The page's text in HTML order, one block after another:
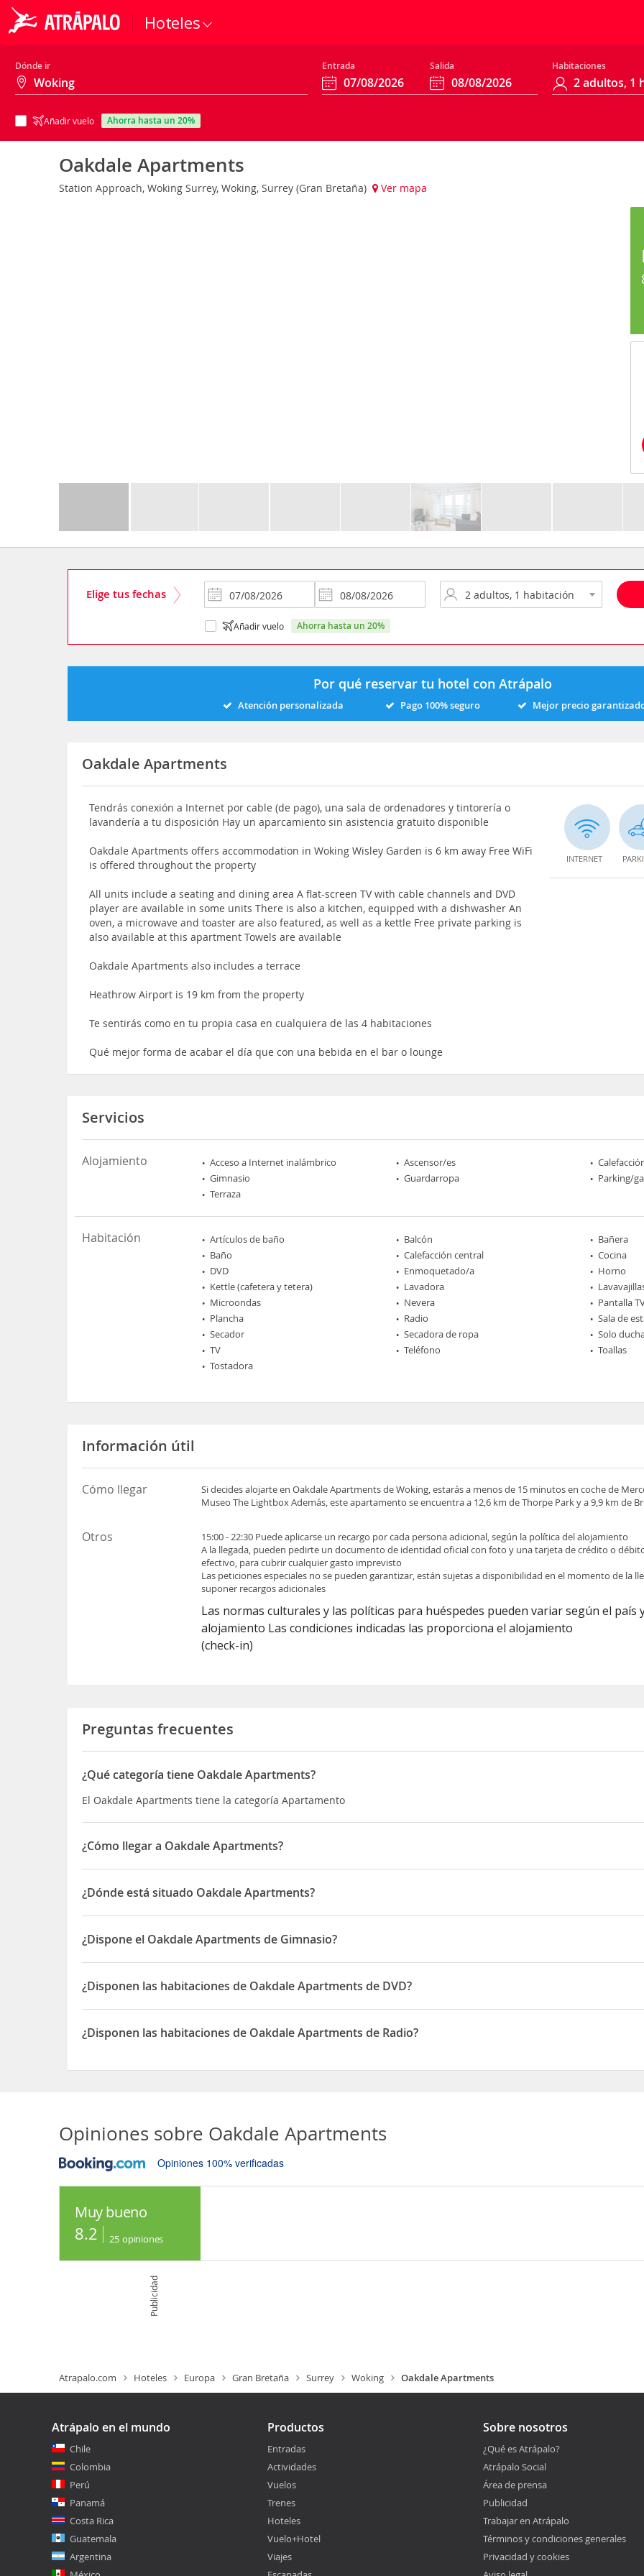
Hoteles
Dónde ir Entrada Salida Habitaciones
Añadir vuelo ahorra hasta un 20%
Oakdale Apartments
Station Approach, Woking Surrey, Woking, Surrey (Gran Bretaña) Ver mapa
Elige tus fechas
Añadir vuelo ahorra hasta un 20%
Por qué reservar tu hotel con Atrápalo
Atención personalizada Pago 100% seguro Mejor precio
Oakdale Apartments
Tendrás conexión a Internet por cable (de pago), una sala de ordenadores y tintorería o
lavandería a tu disposición Hay un aparcamiento sin asistencia gratuito disponible
Oakdale Apartments offers accommodation in Woking Wisley Garden is 6 km away Free WiFi
is offered throughout the property
All units include a seating and dining area A flat-screen TV with cable channels and DVD
player are available in some units There is also a kitchen, equipped with a dishwasher An
oven, a microwave and toaster are also featured, as well as a kettle Free private parking is
also available at this apartment Towels are available
Oakdale Apartments also includes a terrace
Heathrow Airport is 19 km from the property
Te sentirás como en tu propia casa en cualquiera de las 4 habitaciones
Qué mejor forma de acabar el día que con una bebida en el bar o lounge
INTERNET
Servicios
Alojamiento Acceso a Internet inalámbrico Ascensor/es
Gimnasio
Guardarropa
Parking/
Terraza
Habitación Artículos de baño Balcón
Bañera
Baño
Calefacción central
Cocina
DVD
Enmoquetado/a
Horno
Kettle (cafetera y tetera)
Lavadora
Microondas
Nevera
Pantalla
Plancha
Radio
Sala de
Secador
Secadora de ropa
Solo
TV
Teléfono
Toallas
Tostadora
Información útil
Cómo llegar
Si decides alojarte en Oakdale Apartments de Woking, estarás a menos de 15 minutos en coche de
Museo The Lightbox Además, este apartamento se encuentra a 12,6 km de Thorpe Park y a 9,9 km de
Otros
15:00 - 22:30 Puede aplicarse un recargo por cada persona adicional, según la política del alojamiento
A la llegada, pueden pedirte un documento de identidad oficial con foto y una tarjeta de crédito o
efectivo, para cubrir cualquier gasto imprevisto
Las peticiones especiales no se pueden garantizar, están sujetas a disponibilidad en el momento de la
suponer recargos adicionales
Las normas culturales y las políticas para huéspedes pueden variar según el país
alojamiento Las condiciones indicadas las proporciona el alojamiento
(check-in)
Preguntas frecuentes
¿Qué categoría tiene Oakdale Apartments?
El Oakdale Apartments tiene la categoría Apartamento
¿Cómo llegar a Oakdale Apartments?
Si decides alojarte en Oakdale Apartments de Woking, estarás a menos de 15 minutos en coche de Mercedes-Benz
Lightbox Además, este apartamento se encuentra a 12,6 km de Thorpe Park y a 9,9 km de Brooklands Museum
¿Dónde está situado Oakdale Apartments?
El Oakdale Apartments está situado en Station Approach, Woking Surrey
¿Dispone el Oakdale Apartments de Gimnasio?
Sí, el Oakdale Apartments dispone de Gimnasio
¿Disponen las habitaciones de Oakdale Apartments de DVD?
Sí, las habitaciones del Oakdale Apartments disponen de DVD
¿Disponen las habitaciones de Oakdale Apartments de Radio?
Opiniones sobre Oakdale Apartments
Opiniones 100% verificadas
Muy bueno
8.2 25 opiniones
Publicidad
Atrapalo.com Hoteles Europa Gran Bretaña Surrey Woking Oakdale Apartments
Atrápalo en el mundo
Chile
Colombia
Perú
Panamá
Costa Rica
Guatemala
Argentina
Productos
Entradas
Actividades
Vuelos
Trenes
Hoteles
Vuelo+Hotel
Viajes
Sobre nosotros
¿Qué es Atrápalo?
Atrápalo Social
Área de prensa
Publicidad
Trabajar en Atrápalo
Términos y condiciones generales
Privacidad y cookies